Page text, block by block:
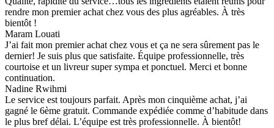
rendre mon premier achat chez vous des plus agréables. À très
bientôt !
Maram Louati
J’ai fait mon premier achat chez vous et ça ne sera sûrement pas le
dernier! Je suis plus que satisfaite. Équipe professionnelle, très
courtoise et un livreur super sympa et ponctuel. Merci et bonne
continuation.
Nadine Rwihmi
Le service est toujours parfait. Après mon cinquième achat, j’ai
gagné le 6ème gratuit. Commande expédiée comme d’habitude dans
le plus bref délai. L’équipe est très professionnelle. À bientôt!